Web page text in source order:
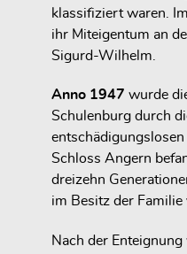
klassifiziert waren.
ihr Miteigentum an
Sigurd-Wilhelm.
Anno 1947 wurde
Schulenburg durch
entschädigungslosen
Schloss Angern
dreizehn
im Besitz der
Nach der